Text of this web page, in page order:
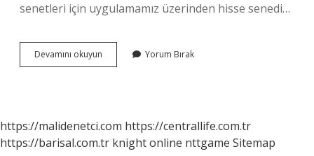
senetleri için uygulamamız üzerinden hisse senedi…
Devamını okuyun
Kapalı
Yorum Bırak
https://malidenetci.com https://centrallife.com.tr
https://barisal.com.tr knight online nttgame Sitemap